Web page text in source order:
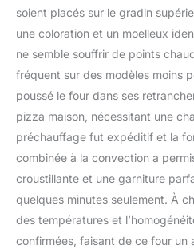
soient placés sur le gradin
une coloration et un moelleux
ne semble souffrir de points
fréquent sur des modèles moins
poussé le four dans ses
pizza maison, nécessitant une
préchauffage fut expéditif et la
combinée à la convection a
croustillante et une garniture
quelques minutes seulement. À
des températures et
confirmées, faisant de ce four un